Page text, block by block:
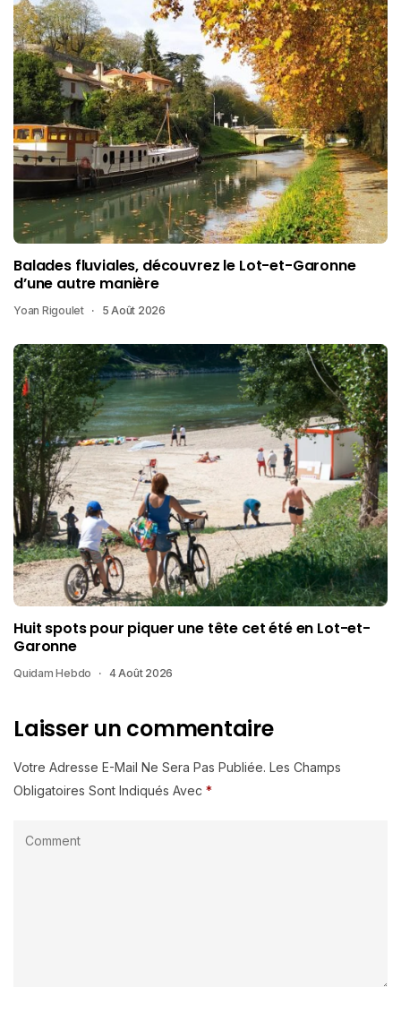
Balades fluviales, découvrez le Lot-et-Garonne
d’une autre manière
Yoan Rigoulet 5 Août 2026
Huit spots pour piquer une tête cet été en Lot-et-
Garonne
Quidam Hebdo 4 Août 2026
Laisser un commentaire
Votre Adresse E-Mail Ne Sera Pas Publiée. Les Champs
Obligatoires Sont Indiqués Avec *